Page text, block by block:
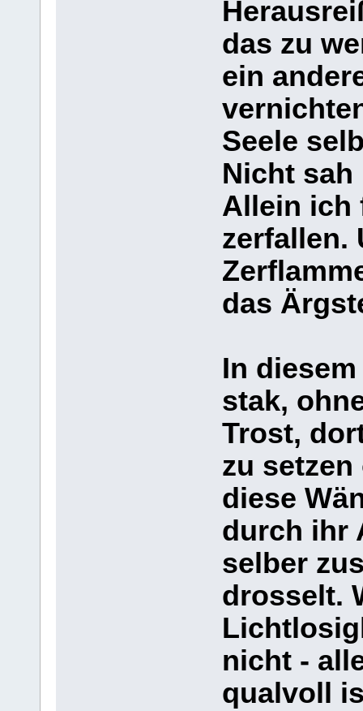
das zu
ein
Seele
Nicht
Allein ich
zerfallen.
das
In
stak,
Trost,
zu
diese
durch ihr
selber
drosselt.
nicht -
qualvoll